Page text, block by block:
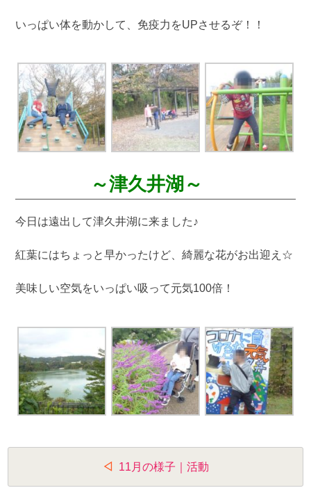
いっぱい体を動かして、免疫力をUPさせるぞ！！
～津久井湖～
今日は遠出して津久井湖に来ました♪
紅葉にはちょっと早かったけど、綺麗な花がお出迎え☆
美味しい空気をいっぱい吸って元気100倍！
稿
11月の様子｜活動